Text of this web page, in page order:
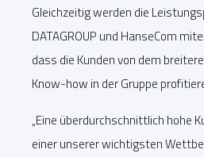
Gleichzeitig werden die
DATAGROUP und HanseCom
dass die Kunden von dem
Know-how in der Gruppe
„Eine überdurchschnittlich hohe
einer unserer wichtigsten